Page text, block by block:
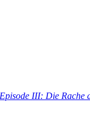
III: Die Rache